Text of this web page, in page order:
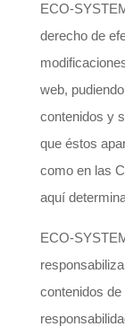
ECO-
derecho de
web,
contenidos y
que éstos
como en las
aquí
ECO-
contenidos